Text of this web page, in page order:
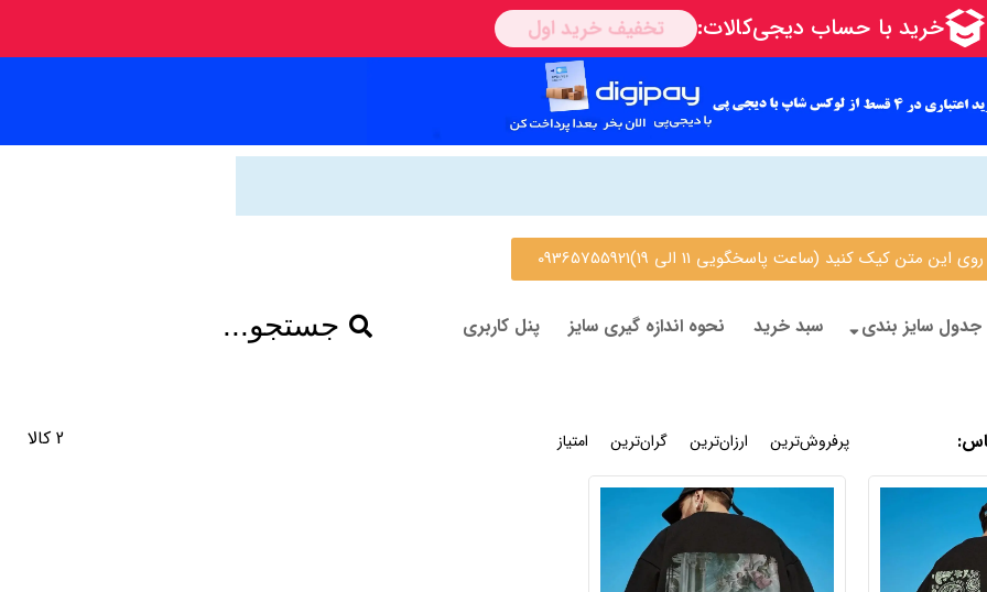
کیک کنید (ساعت پاسخگویی 11 الی 19)09365755921
جدول سایز بندی سبد خرید نحوه اندازه گیری سایز پنل کاربری جستجو...
2 کالا : پرفروش‌ترین ارزان‌ترین گران‌ترین امتیاز